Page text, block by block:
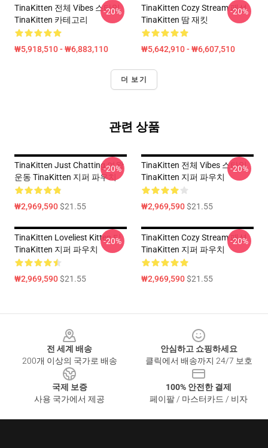
TinaKitten 전체 Vibes 스타일
TinaKitten 카테고리
₩5,918,510 - ₩6,883,110
-20%
TinaKitten Cozy Stream 패션
TinaKitten 땀 재킷
₩5,642,910 - ₩6,607,510
-20%
더 보기
관련 상품
TinaKitten Just Chatting 여왕
운동 TinaKitten 지퍼 파우치
₩2,969,590$21.55
-20%
TinaKitten 전체 Vibes 스타일
TinaKitten 지퍼 파우치
₩2,969,590$21.55
-20%
TinaKitten Loveliest Kitten 티
TinaKitten 지퍼 파우치
₩2,969,590$21.55
-20%
TinaKitten Cozy Stream 패션
TinaKitten 지퍼 파우치
₩2,969,590$21.55
-20%
전 세계 배송
200개 이상의 국가로 배송
안심하고 쇼핑하세요
클릭에서 배송까지 24/7 보호
국제 보증
사용 국가에서 제공
100% 안전한 결제
페이팔 / 마스터카드 / 비자